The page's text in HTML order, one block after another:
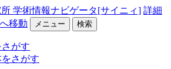
学術情報ナビゲータ[サイニィ] 詳細
移動 メニュー 検索
がす
さがす